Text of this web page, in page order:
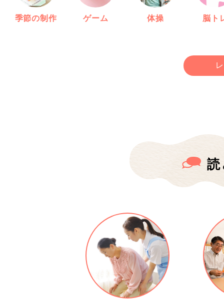
季節の制作 ゲーム 体操 脳ト